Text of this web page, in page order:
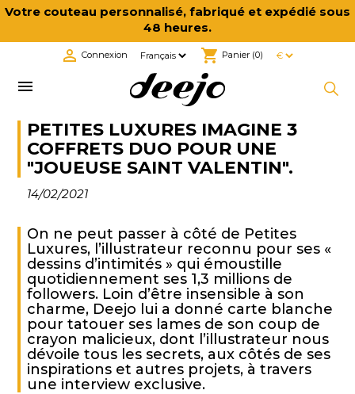
Votre couteau personnalisé, fabriqué et expédié sous
48 heures.
shopping_cart Panier (0)
 Connexion

PETITES LUXURES IMAGINE 3
COFFRETS DUO POUR UNE
"JOUEUSE SAINT VALENTIN".
14/02/2021
On ne peut passer à côté de Petites
Luxures, l’illustrateur reconnu pour ses «
dessins d’intimités » qui émoustille
quotidiennement ses 1,3 millions de
followers. Loin d’être insensible à son
charme, Deejo lui a donné carte blanche
pour tatouer ses lames de son coup de
crayon malicieux, dont l’illustrateur nous
dévoile tous les secrets, aux côtés de ses
inspirations et autres projets, à travers
une interview exclusive.